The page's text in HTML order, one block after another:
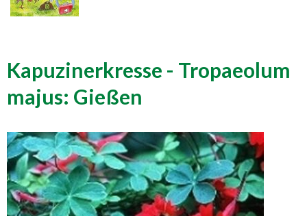
Kapuzinerkresse - Tropaeolum
majus: Gießen